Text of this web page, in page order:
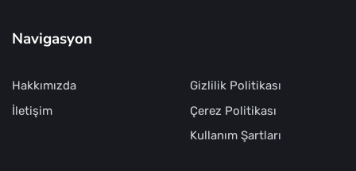
Navigasyon
Hakkımızda
İletişim
Gizlilik Politikası
Çerez Politikası
Kullanım Şartları